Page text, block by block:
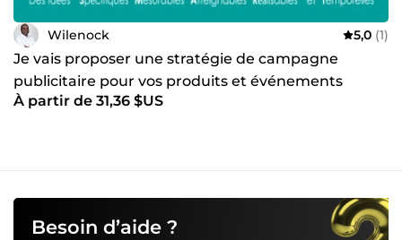
Wilenock 5,0 (1)
Je vais proposer une stratégie de campagne
publicitaire pour vos produits et événements
À partir de 31,36 $US
Besoin d’aide ?